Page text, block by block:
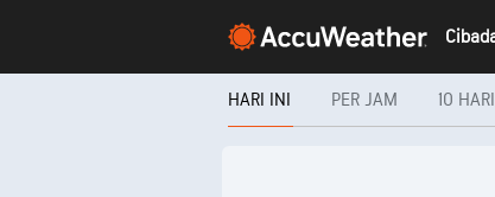
HARI INI PER JAM 10 HARI